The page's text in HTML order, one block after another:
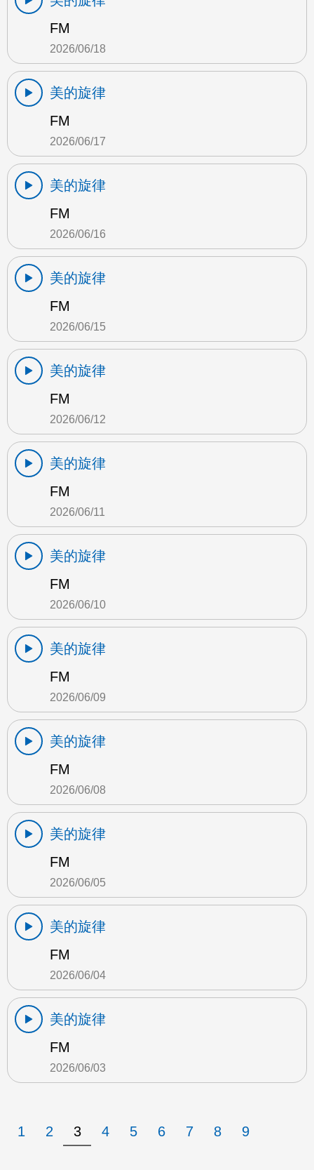
FM
2026/06/18
美的旋律
FM
2026/06/17
美的旋律
FM
2026/06/16
美的旋律
FM
2026/06/15
美的旋律
FM
2026/06/12
美的旋律
FM
2026/06/11
美的旋律
FM
2026/06/10
美的旋律
FM
2026/06/09
美的旋律
FM
2026/06/08
美的旋律
FM
2026/06/05
美的旋律
FM
2026/06/04
美的旋律
FM
2026/06/03
1 2 3 4 5 6 7 8 9